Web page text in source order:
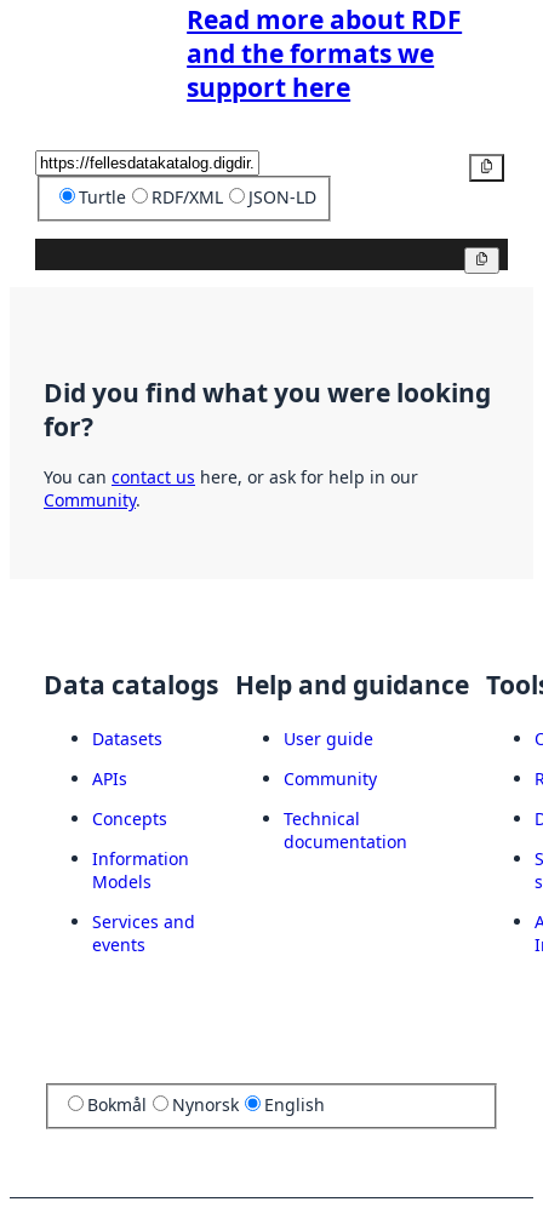
Read more about RDF
and the formats we
support here
Turtle RDF/XML JSON-LD
Did you find what you were looking
for?
You can contact us here, or ask for help in our
Community.
Data catalogs
Datasets
APIs
Concepts
Information
Models
Services and
events
Help and guidance
User guide
Community
Technical
documentation
Bokmål Nynorsk English